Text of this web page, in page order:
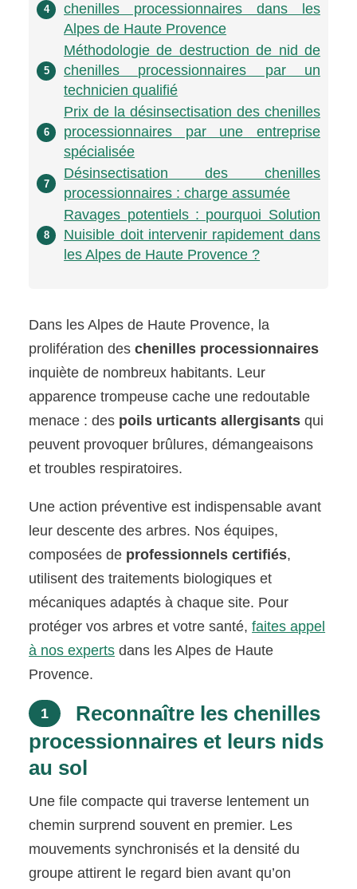
4
chenilles processionnaires dans les
Alpes de Haute Provence
5
Méthodologie de destruction de nid de
chenilles processionnaires par un
technicien qualifié
6
Prix de la désinsectisation des chenilles
processionnaires par une entreprise
spécialisée
7
Désinsectisation des chenilles
processionnaires : charge assumée
8
Ravages potentiels : pourquoi Solution
Nuisible doit intervenir rapidement dans
les Alpes de Haute Provence ?
Dans les Alpes de Haute Provence, la
prolifération deschenilles processionnaires
inquiète de nombreux habitants. Leur
apparence trompeuse cache une redoutable
menace : des poils urticants allergisants qui
peuvent provoquer brûlures, démangeaisons
et troubles respiratoires.
Une action préventive est indispensable avant
leur descente des arbres. Nos équipes,
composées de professionnels certifiés,
utilisent des traitements biologiques et
mécaniques adaptés à chaque site. Pour
protéger vos arbres et votre santé,faites appel
à nos experts dans les Alpes de Haute
Provence.
1
Reconnaître les chenilles
processionnaires et leurs nids
au sol
Une file compacte qui traverse lentement un
chemin surprend souvent en premier. Les
mouvements synchronisés et la densité du
groupe attirent le regard bien avant qu’on